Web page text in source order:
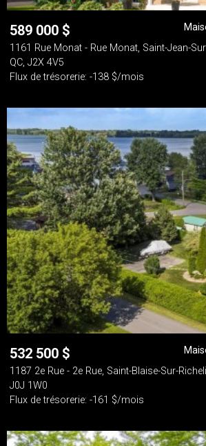
589 000 $
1161 Rue Monat - Rue Monat, Saint-Jean-
QC, J2X 4V5
Flux de trésorerie: -138 $/mois
532 500 $
1187 2e Rue - 2e Rue, Saint-Blaise-Sur-
J0J 1W0
Flux de trésorerie: -161 $/mois